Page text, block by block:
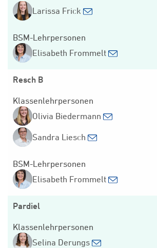
Larissa Frick
BSM-Lehrpersonen
Elisabeth Frommelt
Resch B
Klassenlehrpersonen
Olivia Biedermann
Sandra Liesch
BSM-Lehrpersonen
Elisabeth Frommelt
Pardiel
Klassenlehrpersonen
Selina Derungs